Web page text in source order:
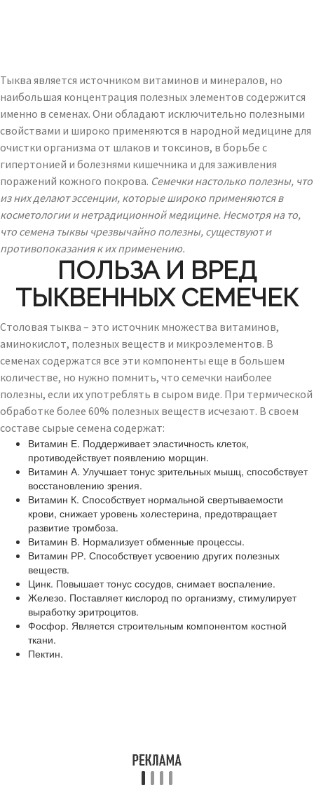
Тыква является источником витаминов и минералов, но
наибольшая концентрация полезных элементов содержится
именно в семенах. Они обладают исключительно полезными
свойствами и широко применяются в народной медицине для
очистки организма от шлаков и токсинов, в борьбе с
гипертонией и болезнями кишечника и для заживления
поражений кожного покрова. Семечки настолько полезны, что
из них делают эссенции, которые широко применяются в
косметологии и нетрадиционной медицине. Несмотря на то,
что семена тыквы чрезвычайно полезны, существуют и
противопоказания к их применению.
ПОЛЬЗА И ВРЕД
ТЫКВЕННЫХ СЕМЕЧЕК
Столовая тыква – это источник множества витаминов,
аминокислот, полезных веществ и микроэлементов. В
семенах содержатся все эти компоненты еще в большем
количестве, но нужно помнить, что семечки наиболее
полезны, если их употреблять в сыром виде. При термической
обработке более 60% полезных веществ исчезают. В своем
составе сырые семена содержат:
Витамин Е. Поддерживает эластичность клеток,
противодействует появлению морщин.
Витамин А. Улучшает тонус зрительных мышц, способствует
восстановлению зрения.
Витамин К. Способствует нормальной свертываемости
крови, снижает уровень холестерина, предотвращает
развитие тромбоза.
Витамин В. Нормализует обменные процессы.
Витамин РР. Способствует усвоению других полезных
веществ.
Цинк. Повышает тонус сосудов, снимает воспаление.
Железо. Поставляет кислород по организму, стимулирует
выработку эритроцитов.
Фосфор. Является строительным компонентом костной
ткани.
Пектин.